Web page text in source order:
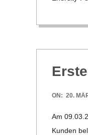
M
I
D
T
2017-
ON: 20.
Am
Kun­den